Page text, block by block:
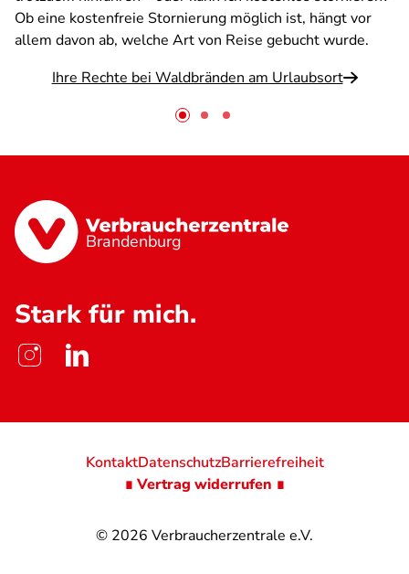
Ob eine kostenfreie Stornierung möglich ist, hängt vor
allem davon ab, welche Art von Reise gebucht wurde.
Ihre Rechte bei Waldbränden am Urlaubsort
Brandenburg
Stark für mich.
© 2026 Verbraucherzentrale e.V.
KontaktDatenschutzBarrierefreiheit
∎ Vertrag widerrufen ∎